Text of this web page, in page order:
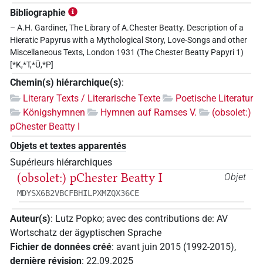
Bibliographie
– A.H. Gardiner, The Library of A.Chester Beatty. Description of a
Hieratic Papyrus with a Mythological Story, Love-Songs and other
Miscellaneous Texts, London 1931 (The Chester Beatty Papyri 1)
[*K,*T,*Ü,*P]
Chemin(s) hiérarchique(s):
Literary Texts / Literarische Texte
Poetische Literatur
Königshymnen
Hymnen auf Ramses V.
(obsolet:)
pChester Beatty I
Objets et textes apparentés
Supérieurs hiérarchiques
Objet
(obsolet:) pChester Beatty I
MDYSX6B2VBCFBHILPXMZQX36CE
Auteur(s): Lutz Popko; avec des contributions de: AV
Wortschatz der ägyptischen Sprache
Fichier de données créé: avant juin 2015 (1992-2015),
dernière révision: 22.09.2025